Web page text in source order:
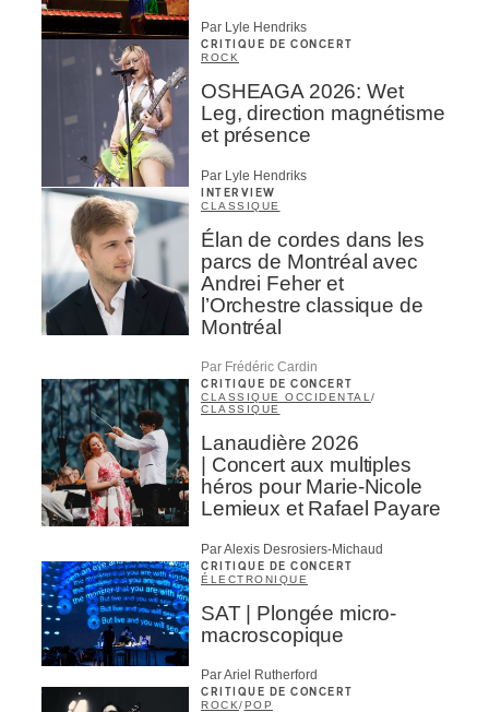
Par Lyle Hendriks
CRITIQUE DE CONCERT
ROCK
OSHEAGA 2026: Wet
Leg, direction magnétisme
et présence
Par Lyle Hendriks
INTERVIEW
CLASSIQUE
Élan de cordes dans les
parcs de Montréal avec
Andrei Feher et
l’Orchestre classique de
Montréal
Par Frédéric Cardin
CRITIQUE DE CONCERT
CLASSIQUE OCCIDENTAL /
CLASSIQUE
Lanaudière 2026
| Concert aux multiples
héros pour Marie-Nicole
Lemieux et Rafael Payare
Par Alexis Desrosiers-Michaud
CRITIQUE DE CONCERT
ÉLECTRONIQUE
SAT | Plongée micro-
macroscopique
Par Ariel Rutherford
CRITIQUE DE CONCERT
ROCK/POP